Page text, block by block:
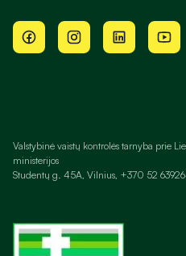
Valstybinė vaistų kontrolės tarnyba prie
ministerijos
Studentų g. 45A, Vilnius, +370 52